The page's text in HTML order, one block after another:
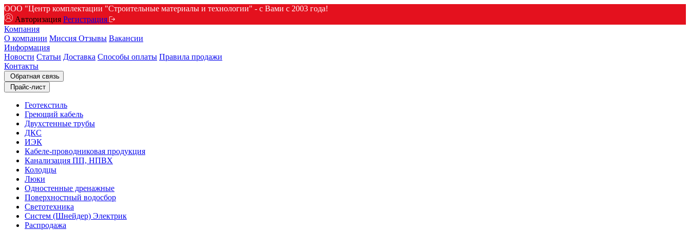
ООО "Центр комплектации "Строительные материалы и технологии" - с Вами с 2003 года!
Авторизация Регистрация
Компания
О компании Миссия Отзывы Вакансии
Информация
Новости Статьи Доставка Способы оплаты Правила продажи
Контакты
Обратная связь
Прайс-лист
Геотекстиль
Греющий кабель
Двухстенные трубы
ДКС
ИЭК
Кабеле-проводниковая продукция
Канализация ПП, НПВХ
Колодцы
Люки
Одностенные дренажные
Поверхностный водосбор
Светотехника
Систем (Шнейдер) Электрик
Распродажа